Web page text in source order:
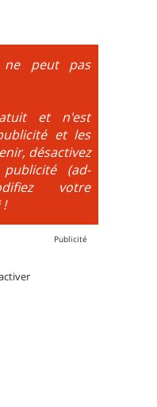
se passe sur le vélo.
ou remontée
est indiquée
de bikeparks. Vélo
corps obligatoires.
peut pas
et n'est
et les
désactivez
(ad-
votre